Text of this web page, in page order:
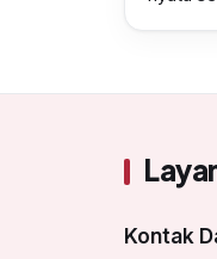
Kontak